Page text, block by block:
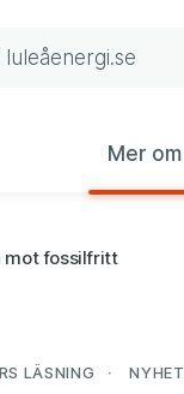
Luleå Energis
Mer
mot fossilfritt
LÄSNING